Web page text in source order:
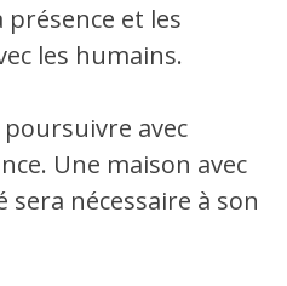
et les
les humains.
avec
Une maison avec
nécessaire à son